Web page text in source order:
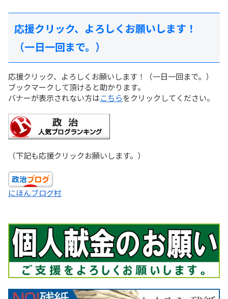
応援クリック、よろしくお願いします！
（一日一回まで。）
応援クリック、よろしくお願いします！（一日一回まで。）
ブックマークして頂けると助かります。
バナーが表示されない方はこちらをクリックしてください。
（下記も応援クリックお願いします。）
にほんブログ村